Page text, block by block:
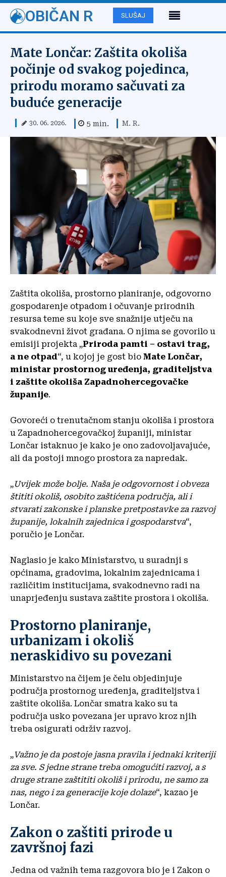
OBIČAN R SLUŠAJ
Mate Lončar: Zaštita okoliša
počinje od svakog pojedinca,
prirodu moramo sačuvati za
buduće generacije
30. 06. 2026. 5 min. M. R.
Zaštita okoliša, prostorno planiranje, odgovorno
gospodarenje otpadom i očuvanje prirodnih
resursa teme su koje sve snažnije utječu na
svakodnevni život građana. O njima se govorilo u
emisiji projekta „Priroda pamti – ostavi trag,
a ne otpad“, u kojoj je gost bio Mate Lončar,
ministar prostornog uređenja, graditeljstva
i zaštite okoliša Zapadnohercegovačke
županije.
Govoreći o trenutačnom stanju okoliša i prostora
u Zapadnohercegovačkoj županiji, ministar
Lončar istaknuo je kako je ono zadovoljavajuće,
ali da postoji mnogo prostora za napredak.
„Uvijek može bolje. Naša je odgovornost i obveza
štititi okoliš, osobito zaštićena područja, ali i
stvarati zakonske i planske pretpostavke za razvoj
županije, lokalnih zajednica i gospodarstva“,
poručio je Lončar.
Naglasio je kako Ministarstvo, u suradnji s
općinama, gradovima, lokalnim zajednicama i
različitim institucijama, svakodnevno radi na
unaprjeđenju sustava zaštite prostora i okoliša.
Prostorno planiranje,
urbanizam i okoliš
neraskidivo su povezani
Ministarstvo na čijem je čelu objedinjuje
područja prostornog uređenja, graditeljstva i
zaštite okoliša. Lončar smatra kako su ta
područja usko povezana jer upravo kroz njih
treba osigurati održiv razvoj.
„Važno je da postoje jasna pravila i jednaki kriteriji
za sve. S jedne strane treba omogućiti razvoj, a s
druge strane zaštititi okoliš i prirodu, ne samo za
nas, nego i za generacije koje dolaze“, kazao je
Lončar.
Zakon o zaštiti prirode u
završnoj fazi
Jedna od važnih tema razgovora bio je i Zakon o